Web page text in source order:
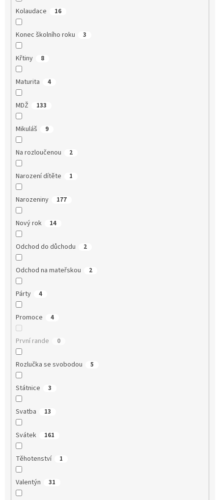
Kolaudace 16
Konec školního roku 3
Křtiny 8
Maturita 4
MDŽ 133
Mikuláš 9
Na rozloučenou 2
Narození dítěte 1
Narozeniny 177
Nový rok 14
Odchod do důchodu 2
Odchod na mateřskou 2
Párty 4
Promoce 4
První rande 0
Rozlučka se svobodou 5
Státnice 3
Svatba 13
Svátek 161
Těhotenství 1
Valentýn 31